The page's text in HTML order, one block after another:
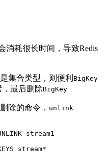
消耗很长时间，导致Redis
集合类型，则便利 BigKey
最后删除BigKey
除的命令， unlink
stream1
stream*